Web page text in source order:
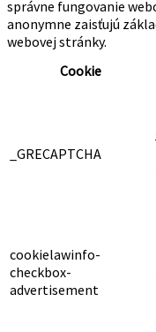
Cookie
Dĺžka
trvania
6
Ostatné
Ostatné
analyzujú a ešte neboli
Nevyhnutné súbory
správne fungovanie
anonymne zaisťujú
webovej stránky.